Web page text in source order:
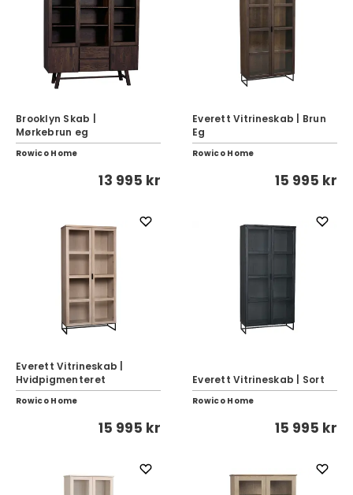
Brooklyn Skab |
Mørkebrun eg
Rowico Home
13 995 kr
Everett Vitrineskab | Brun
Eg
Rowico Home
15 995 kr
Everett Vitrineskab |
Hvidpigmenteret
Rowico Home
15 995 kr
Everett Vitrineskab | Sort
Rowico Home
15 995 kr